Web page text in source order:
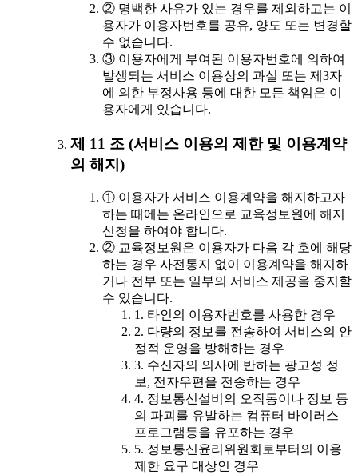
② 명백한 사유가 있는 경우를 제외하고는 이
용자가 이용자번호를 공유, 양도 또는 변경할
수 없습니다.
③ 이용자에게 부여된 이용자번호에 의하여
발생되는 서비스 이용상의 과실 또는 제3자
에 의한 부정사용 등에 대한 모든 책임은 이
용자에게 있습니다.
제 11 조 (서비스 이용의 제한 및 이용계약
의 해지)
① 이용자가 서비스 이용계약을 해지하고자
하는 때에는 온라인으로 교육정보원에 해지
신청을 하여야 합니다.
② 교육정보원은 이용자가 다음 각 호에 해당
하는 경우 사전통지 없이 이용계약을 해지하
거나 전부 또는 일부의 서비스 제공을 중지할
수 있습니다.
1. 타인의 이용자번호를 사용한 경우
2. 다량의 정보를 전송하여 서비스의 안
정적 운영을 방해하는 경우
3. 수신자의 의사에 반하는 광고성 정
보, 전자우편을 전송하는 경우
4. 정보통신설비의 오작동이나 정보 등
의 파괴를 유발하는 컴퓨터 바이러스
프로그램등을 유포하는 경우
5. 정보통신윤리위원회로부터의 이용
제한 요구 대상인 경우